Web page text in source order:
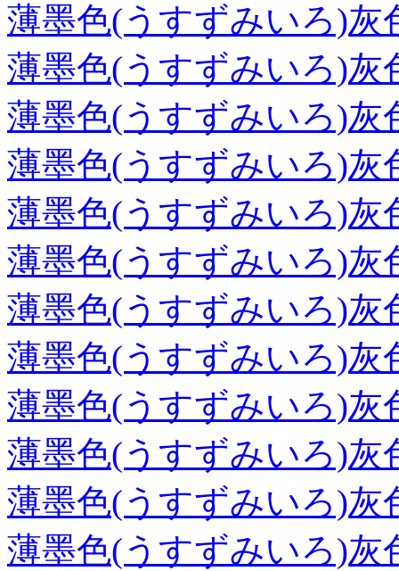
薄墨色(うすずみいろ)灰
薄墨色(うすずみいろ)灰
薄墨色(うすずみいろ)灰
薄墨色(うすずみいろ)灰
薄墨色(うすずみいろ)灰
薄墨色(うすずみいろ)灰
薄墨色(うすずみいろ)灰
薄墨色(うすずみいろ)灰
薄墨色(うすずみいろ)灰
薄墨色(うすずみいろ)灰
薄墨色(うすずみいろ)灰
薄墨色(うすずみいろ)灰